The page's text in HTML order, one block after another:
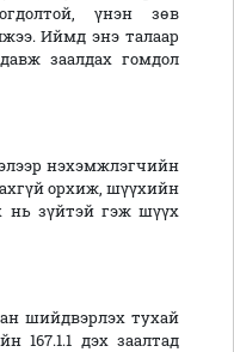
үнэн зөв
Иймд энэ талаар
заалдах гомдол
нэхэмжлэгчийн
орхиж, шүүхийн
нь зүйтэй гэж шүүх
шийдвэрлэх тухай
167.1.1 дэх заалтад